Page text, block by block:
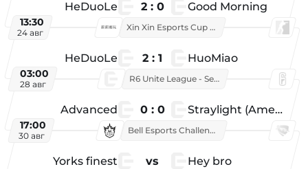
HeDuoLe 2 : 0 Good Morning
13:30
24 авг
Xin Xin Esports Cup 2026
HeDuoLe 2 : 1 HuoMiao
03:00
28 авг
R6 Unite League - Season 1
Advanced 0 : 0 Straylight (American team)
17:00
30 авг
Bell Esports Challenge 2026
Yorks finest vs Hey bro